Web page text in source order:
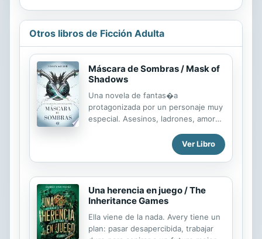
Otros libros de Ficción Adulta
Máscara de Sombras / Mask of
Shadows
Una novela de fantas�a
protagonizada por un personaje muy
especial. Asesinos, ladrones, amor
supervivencia. Un grupo de
asesinos. Una audici�n para
convertirse en el nuevo asesino de
la Reina. Y Sal, criminal de g�nero
fluido en busca de venganza. Sallot
Leon se ha criado entre ladrones y
criminales, malvive con lo poco que
consigue robar y su futuro no es
nada prometedor. Pero todo cambia
Ver Libro
Una herencia en juego / The
Inheritance Games
Ella viene de la nada. Avery tiene un
plan: pasar desapercibida, trabajar